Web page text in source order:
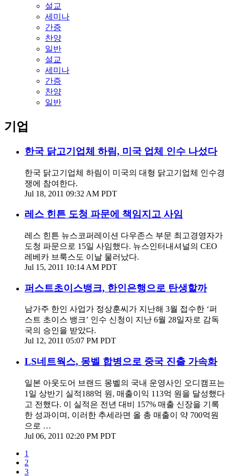
설교
세미나
간증
찬양
일반
설교
세미나
간증
찬양
일반
기업
한국 닭고기업체 하림, 미국 업체 인수 나섰다
한국 닭고기업체 하림이 미국의 대형 닭고기업체 인수경
쟁에 참여한다.
Jul 18, 2011 09:32 AM PDT
레스 힌튼 도청 파문에 책임지고 사임
레스 힌튼 뉴스코퍼레이션 다우존스 부문 최고경영자가
도청 파문으로 15일 사임했다. 뉴스인터내셔널의 CEO
레베카 브룩스도 이날 물러났다.
Jul 15, 2011 10:14 AM PDT
퍼스트초이스뱅크, 한인은행으로 탄생할까
남가주 한인 사업가 정상훈씨가 지난해 3월 접수한 ‘퍼
스트 초이스 뱅크’ 인수 신청이 지난 6월 28일자로 감독
국의 승인을 받았다.
Jul 12, 2011 05:07 PM PDT
LS네트웍스, 몽벨 합병으로 중국 진출 가속화
일본 아웃도어 브랜드 몽벨의 국내 운영사인 오디캠프는
1일 상반기 실적188억 원, 매출이익 113억 원을 달성했다
고 전했다. 이 실적은 전년 대비 157% 매출 신장을 기록
한 성과이며, 이러한 추세라면 올 총 매출이 약 700억원
으로 …
Jul 06, 2011 02:20 PM PDT
1
2
3